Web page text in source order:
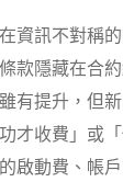
資訊不對稱
款隱藏在合
有提升，但
才收費」或
啟動費、帳